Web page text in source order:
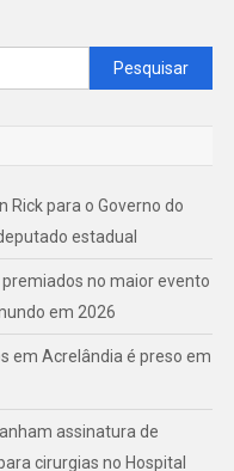
Pesquisar
por:
Rick para o Governo do
estadual
no maior evento
em 2026
em Acrelândia é preso em
assinatura de
cirurgias no Hospital